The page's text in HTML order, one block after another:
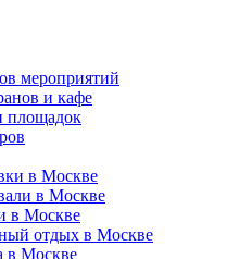
мероприятий
и кафе
площадок
в Москве
в Москве
в Москве
отдых в Москве
в Москве